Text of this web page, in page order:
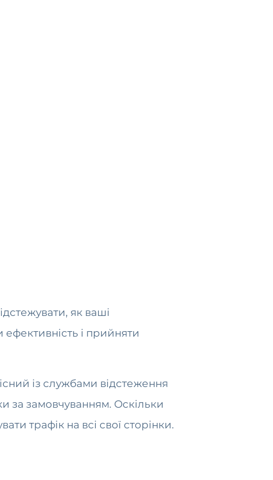
як ваші
і прийняти
із службами відстеження
за замовчуванням. Оскільки
трафік на всі свої сторінки.